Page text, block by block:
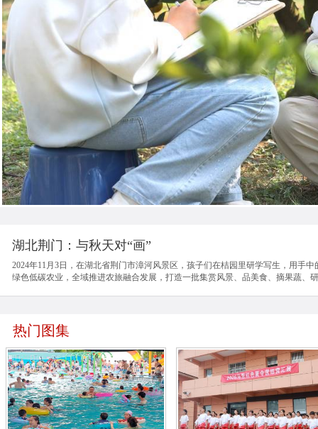
湖北荆门：与秋天对“画”
2024年11月3日，在湖北省荆门市漳河风景区，孩子们在桔园里研学写生，用手
绿色低碳农业，全域推进农旅融合发展，打造一批集赏风景、品美食、摘果蔬
热门图集